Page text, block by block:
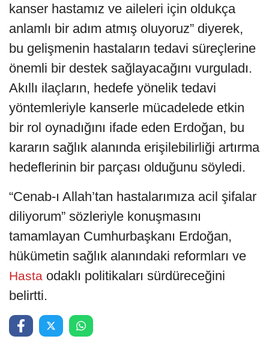
kanser hastamız ve aileleri için oldukça
anlamlı bir adım atmış oluyoruz” diyerek,
bu gelişmenin hastaların tedavi süreçlerine
önemli bir destek sağlayacağını vurguladı.
Akıllı ilaçların, hedefe yönelik tedavi
yöntemleriyle kanserle mücadelede etkin
bir rol oynadığını ifade eden Erdoğan, bu
kararın sağlık alanında erişilebilirliği artırma
hedeflerinin bir parçası olduğunu söyledi.
“Cenab-ı Allah’tan hastalarımıza acil şifalar
diliyorum” sözleriyle konuşmasını
tamamlayan Cumhurbaşkanı Erdoğan,
hükümetin sağlık alanındaki reformları ve
Hasta odaklı politikaları sürdüreceğini
belirtti.